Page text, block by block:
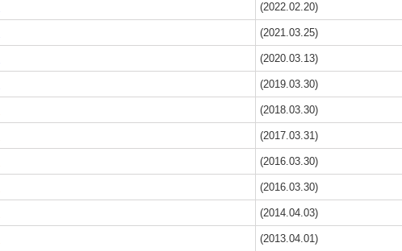
(2022.02.20)
(2021.03.25)
(2020.03.13)
(2019.03.30)
(2018.03.30)
(2017.03.31)
(2016.03.30)
(2016.03.30)
(2014.04.03)
(2013.04.01)